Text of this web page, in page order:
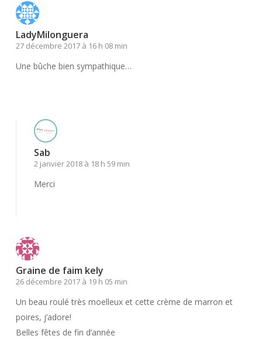
LadyMilonguera
27 décembre 2017 à 16 h 08 min
Une bûche bien sympathique…
Sab
2 janvier 2018 à 18 h 59 min
Merci
Graine de faim kely
26 décembre 2017 à 19 h 05 min
Un beau roulé très moelleux et cette crème de marron et
poires, j’adore!
Belles fêtes de fin d’année